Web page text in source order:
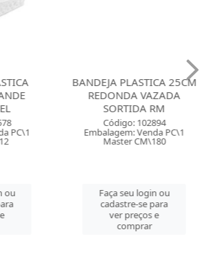
PC\1
ou
BANDEJA PLASTICA 25CM
REDONDA VAZADA
SORTIDA RM
Código: 102894
Embalagem: Venda PC\1
Master CM\180
Faça seu login ou
cadastre-se para
ver preços e
comprar